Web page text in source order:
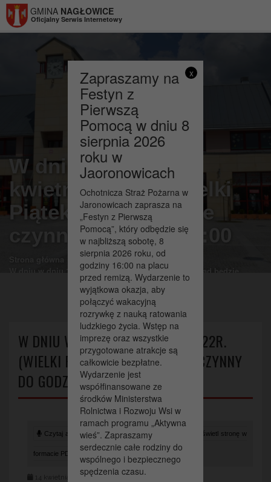
GMINA NAGŁOWICE
Oficjalny Serwis Internetowy
W dniu w dniu 15
kwietnia 2022r. (Wielki
Piątek) Urząd będzie
czynny do godz. 13:00
Aktualności >
W dniu w dniu 15 kwietnia 2022r. (Wielki Piątek) Urząd będzie
czynny do godz. 13:00
x
Zapraszamy na
Festyn z
Pierwszą
Pomocą w dniu 8
sierpnia 2026
roku w
Jaoronowicach
Ochotnicza Straż Pożarna w
Jaronowicach zaprasza na
„Festyn z Pierwszą
Pomocą”, który odbędzie się
w najbliższą sobotę, 8
sierpnia 2026 roku, od
godziny 16:00 na placu
przed remizą. Wydarzenie to
wyjątkowa okazja, aby
połączyć wakacyjną
rozrywkę z nauką ratowania
ludzkiego życia. Wstęp na
imprezę oraz wszystkie
przygotowane atrakcje są
całkowicie bezpłatne.
Wydarzenie jest
współfinansowane ze
środków Ministerstwa
Rolnictwa i Rozwoju Wsi w
ramach programu „Aktywna
wieś”. Zapraszamy
serdecznie całe rodziny do
wspólnego i bezpiecznego
spędzenia czasu.
W DNIU W DNIU 15 KWIETNIA 2022R.
(WIELKI PIĄTEK) URZĄD BĘDZIE CZYNNY
DO GODZ. 13:00
Czytaj artykuł (lektor) Drukuj stronę Wyświetl stronę w
formacie PDF
14 kwietnia 2022